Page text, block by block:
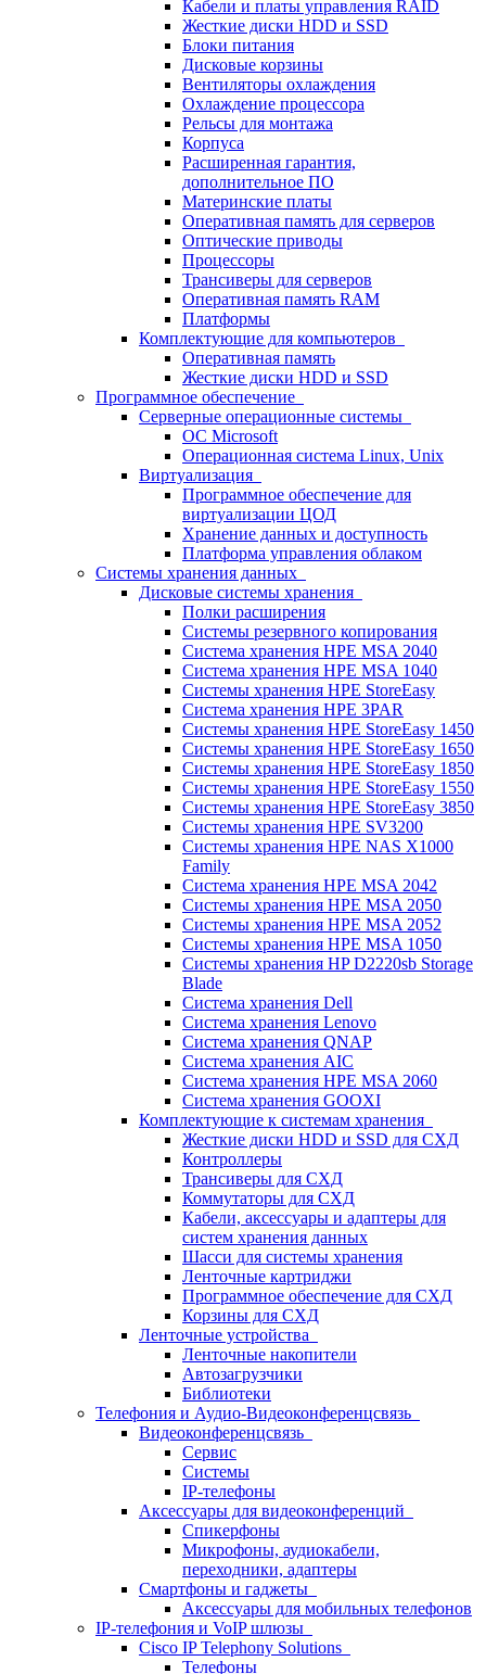
Кабели и платы управления RAID
Жесткие диски HDD и SSD
Блоки питания
Дисковые корзины
Вентиляторы охлаждения
Охлаждение процессора
Рельсы для монтажа
Корпуса
Расширенная гарантия,
дополнительное ПО
Материнские платы
Оперативная память для серверов
Оптические приводы
Процессоры
Трансиверы для серверов
Оперативная память RAM
Платформы
Комплектующие для компьютеров
Оперативная память
Жесткие диски HDD и SSD
Программное обеспечение
Серверные операционные системы
ОС Microsoft
Операционная система Linux, Unix
Виртуализация
Программное обеспечение для
виртуализации ЦОД
Хранение данных и доступность
Платформа управления облаком
Системы хранения данных
Дисковые системы хранения
Полки расширения
Системы резервного копирования
Система хранения HPE MSA 2040
Система хранения HPE MSA 1040
Системы хранения HPE StoreEasy
Система хранения HPE 3PAR
Системы хранения HPE StoreEasy 1450
Системы хранения HPE StoreEasy 1650
Системы хранения HPE StoreEasy 1850
Системы хранения HPE StoreEasy 1550
Системы хранения HPE StoreEasy 3850
Системы хранения HPE SV3200
Системы хранения HPE NAS X1000
Family
Система хранения HPE MSA 2042
Системы хранения HPE MSA 2050
Системы хранения HPE MSA 2052
Системы хранения HPE MSA 1050
Системы хранения HP D2220sb Storage
Blade
Система хранения Dell
Система хранения Lenovo
Система хранения QNAP
Система хранения AIC
Система хранения HPE MSA 2060
Система хранения GOOXI
Комплектующие к системам хранения
Жесткие диски HDD и SSD для СХД
Контроллеры
Трансиверы для СХД
Коммутаторы для СХД
Кабели, аксессуары и адаптеры для
систем хранения данных
Шасси для системы хранения
Ленточные картриджи
Программное обеспечение для СХД
Корзины для СХД
Ленточные устройства
Ленточные накопители
Автозагрузчики
Библиотеки
Телефония и Аудио-Видеоконференцсвязь
Видеоконференцсвязь
Сервис
Системы
IP-телефоны
Аксессуары для видеоконференций
Спикерфоны
Микрофоны, аудиокабели,
переходники, адаптеры
Смартфоны и гаджеты
Аксессуары для мобильных телефонов
IP-телефония и VoIP шлюзы
Cisco IP Telephony Solutions
Телефоны